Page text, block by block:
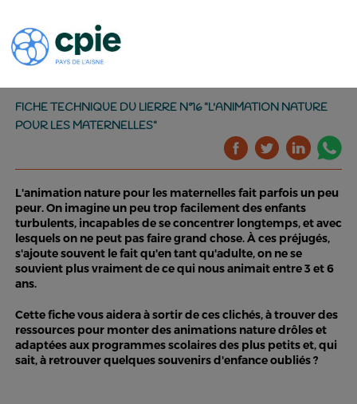
FICHE TECHNIQUE DU LIERRE N°16 "L'ANIMATION NATURE
POUR LES MATERNELLES"
L'animation nature pour les maternelles fait parfois un peu
peur. On imagine un peu trop facilement des enfants
turbulents, incapables de se concentrer longtemps, et avec
lesquels on ne peut pas faire grand chose. À ces préjugés,
s'ajoute souvent le fait qu'en tant qu'adulte, on ne se
souvient plus vraiment de ce qui nous animait entre 3 et 6
ans.
Cette fiche vous aidera à sortir de ces clichés, à trouver des
ressources pour monter des animations nature drôles et
adaptées aux programmes scolaires des plus petits et, qui
sait, à retrouver quelques souvenirs d'enfance oubliés ?